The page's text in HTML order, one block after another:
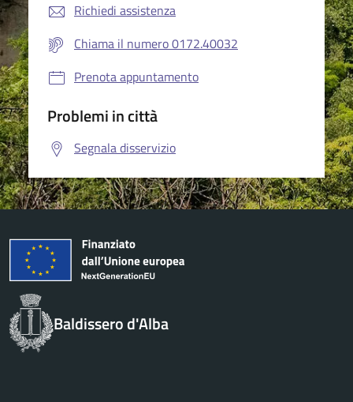
Richiedi assistenza
Chiama il numero 0172.40032
Prenota appuntamento
Problemi in città
Segnala disservizio
Baldissero d'Alba